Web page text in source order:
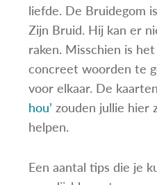
liefde. De Bruidegom
Zijn Bruid. Hij kan er
raken. Misschien is
concreet woorden te
voor elkaar. De
hou’ zouden jullie hier
helpen.
Een aantal tips die je